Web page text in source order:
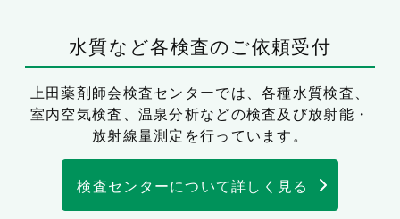
水質など各検査のご依頼受付
上田薬剤師会検査センターでは、各種水質検査、
室内空気検査、温泉分析などの検査及び放射能・
放射線量測定を行っています。
検査センターについて詳しく見る